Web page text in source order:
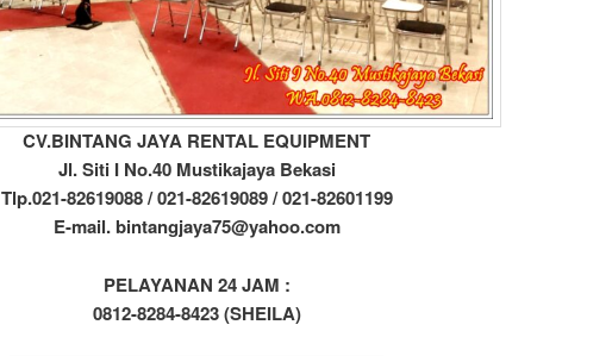
CV.BINTANG JAYA RENTAL EQUIPMENT
Jl. Siti I No.40 Mustikajaya Bekasi
Tlp.021-82619088 / 021-82619089 / 021-82601199
E-mail. bintangjaya75@yahoo.com
PELAYANAN 24 JAM :
0812-8284-8423 (SHEILA)